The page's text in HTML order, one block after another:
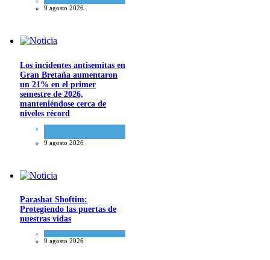
9 agosto 2026
Los incidentes antisemitas en
Gran Bretaña aumentaron
un 21% en el primer
semestre de 2026,
manteniéndose cerca de
niveles récord
9 agosto 2026
Parashat Shoftim:
Protegiendo las puertas de
nuestras vidas
9 agosto 2026